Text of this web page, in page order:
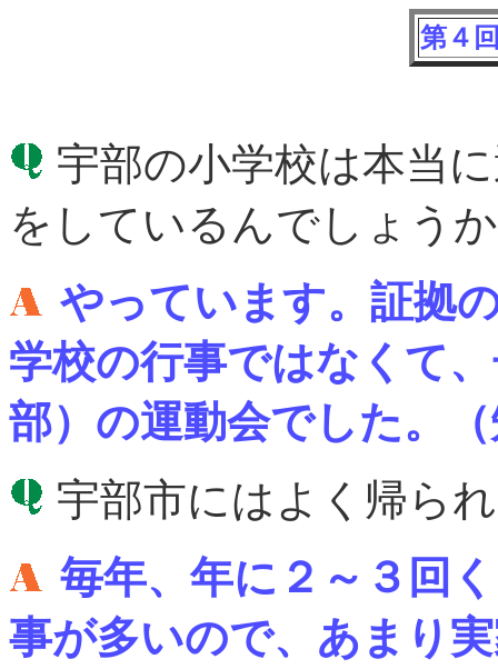
第４
宇部の小学校は本当
をしているんでしょう
やっています。証拠
学校の行事ではなくて
部）の運動会でした。
宇部市にはよく帰ら
毎年、年に２～３回
事が多いので、あまり